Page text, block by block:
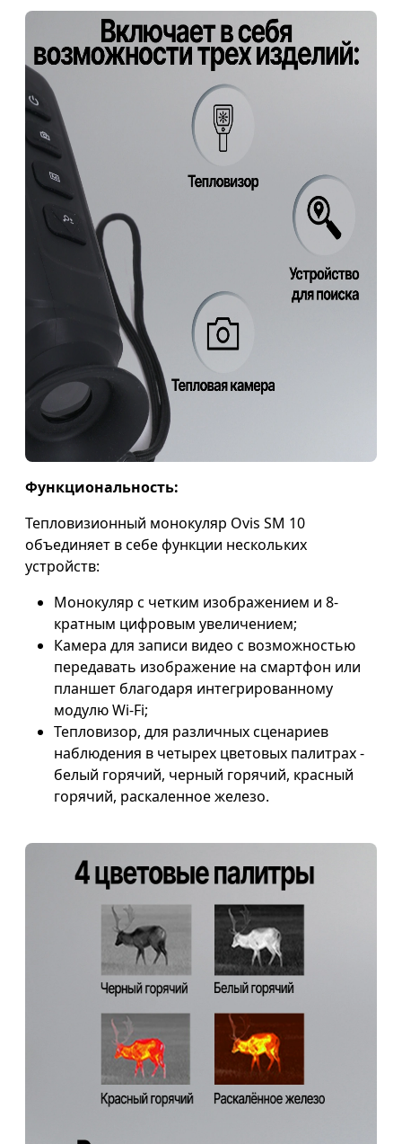
Функциональность:
Тепловизионный монокуляр Ovis SM 10
объединяет в себе функции нескольких
устройств:
Монокуляр с четким изображением и 8-
кратным цифровым увеличением;
Камера для записи видео с возможностью
передавать изображение на смартфон или
планшет благодаря интегрированному
модулю Wi-Fi;
Тепловизор, для различных сценариев
наблюдения в четырех цветовых палитрах -
белый горячий, черный горячий, красный
горячий, раскаленное железо.